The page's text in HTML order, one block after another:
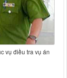
vụ điều tra vụ án